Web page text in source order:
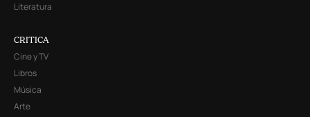
Literatura
CRITICA
Cine y TV
Libros
Música
Arte